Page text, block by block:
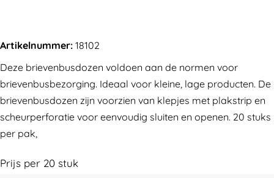
Artikelnummer: 18102
Deze brievenbusdozen voldoen aan de normen voor
brievenbusbezorging. Ideaal voor kleine, lage producten. De
brievenbusdozen zijn voorzien van klepjes met plakstrip en
scheurperforatie voor eenvoudig sluiten en openen. 20 stuks
per pak,
Prijs per 20 stuk